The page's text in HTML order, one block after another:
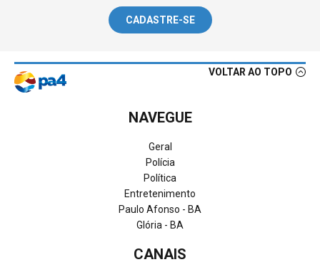
CADASTRE-SE
VOLTAR AO TOPO
NAVEGUE
Geral
Polícia
Política
Entretenimento
Paulo Afonso - BA
Glória - BA
CANAIS